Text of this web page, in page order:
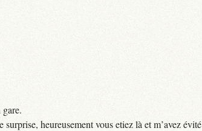
heureusement vous etiez là et m’avez évité